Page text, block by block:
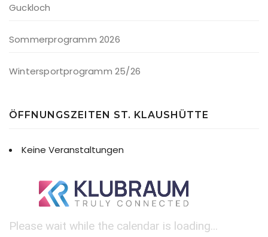
Guckloch
Sommerprogramm 2026
Wintersportprogramm 25/26
ÖFFNUNGSZEITEN ST. KLAUSHÜTTE
Keine Veranstaltungen